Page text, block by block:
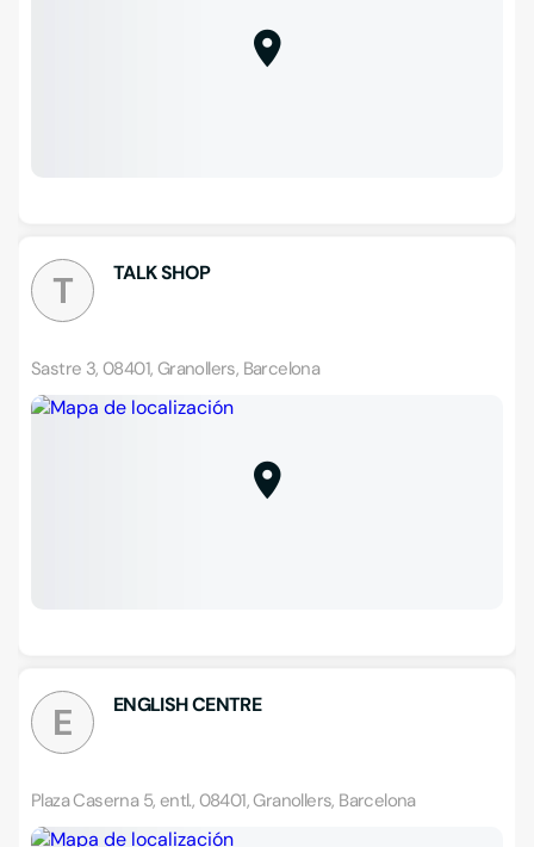
T TALK SHOP
Sastre 3, 08401, Granollers, Barcelona
E ENGLISH CENTRE
Plaza Caserna 5, entl., 08401, Granollers, Barcelona